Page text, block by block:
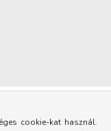
cookie-kat használ.